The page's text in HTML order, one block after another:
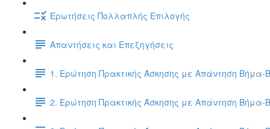
Ερωτήσεις Πολλαπλής Επιλογής
Απαντήσεις και Επεξηγήσεις
1. Ερώτηση Πρακτικής Άσκησης με Απάντηση Βήμα-
2. Ερώτηση Πρακτικής Άσκησης με Απάντηση Βήμα-